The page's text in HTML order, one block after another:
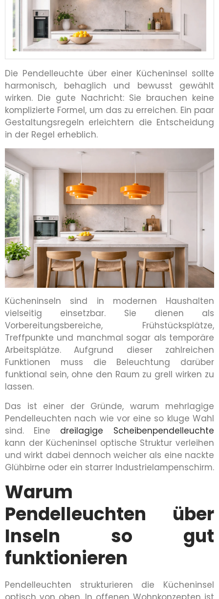
Die Pendelleuchte über einer Kücheninsel sollte
harmonisch, behaglich und bewusst gewählt
wirken. Die gute Nachricht: Sie brauchen keine
komplizierte Formel, um das zu erreichen. Ein paar
Gestaltungsregeln erleichtern die Entscheidung
in der Regel erheblich.
Kücheninseln sind in modernen Haushalten
vielseitig einsetzbar. Sie dienen als
Vorbereitungsbereiche, Frühstücksplätze,
Treffpunkte und manchmal sogar als temporäre
Arbeitsplätze. Aufgrund dieser zahlreichen
Funktionen muss die Beleuchtung darüber
funktional sein, ohne den Raum zu grell wirken zu
lassen.
Das ist einer der Gründe, warum mehrlagige
Pendelleuchten nach wie vor eine so kluge Wahl
sind. Eine dreilagige Scheibenpendelleuchte
kann der Kücheninsel optische Struktur verleihen
und wirkt dabei dennoch weicher als eine nackte
Glühbirne oder ein starrer Industrielampenschirm.
Warum
Pendelleuchten über
Inseln so gut
funktionieren
Pendelleuchten strukturieren die Kücheninsel